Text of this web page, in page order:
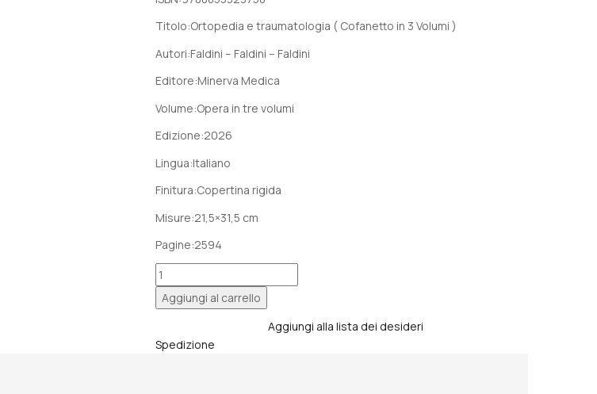
originale
era:
attuale
è:
Titolo:Ortopedia e traumatologia ( Cofanetto in 3 Volumi )
Autori:Faldini – Faldini – Faldini
Editore:Minerva Medica
Volume:Opera in tre volumi
Edizione:2026
Lingua:Italiano
Finitura:Copertina rigida
Misure:21,5×31,5 cm
Pagine:2594
ORTOPEDIA
E
TRAUMATOLOGIA
3
Aggiungi al carrello
Aggiungi alla lista dei desideri
Spedizione